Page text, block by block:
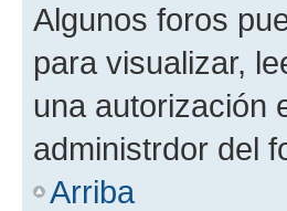
Algunos foros
para visualizar,
una autorización
administrdor del
Arriba